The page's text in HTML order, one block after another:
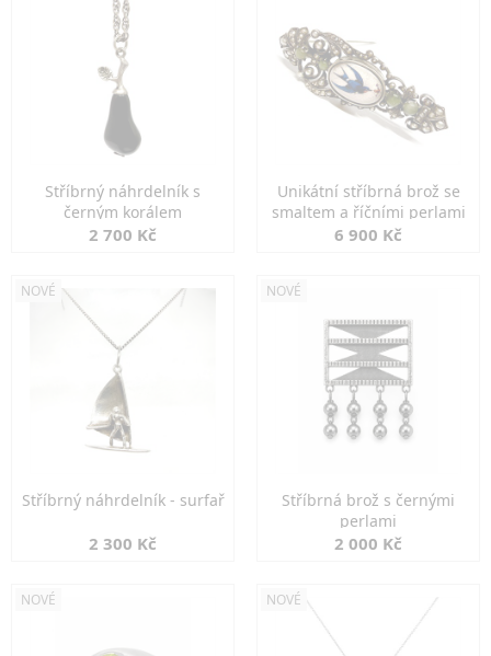
Stříbrný náhrdelník s
černým korálem
2 700 Kč
Unikátní stříbrná brož se
smaltem a říčními perlami
6 900 Kč
NOVÉ
Stříbrný náhrdelník - surfař
2 300 Kč
NOVÉ
Stříbrná brož s černými
perlami
2 000 Kč
NOVÉ NOVÉ